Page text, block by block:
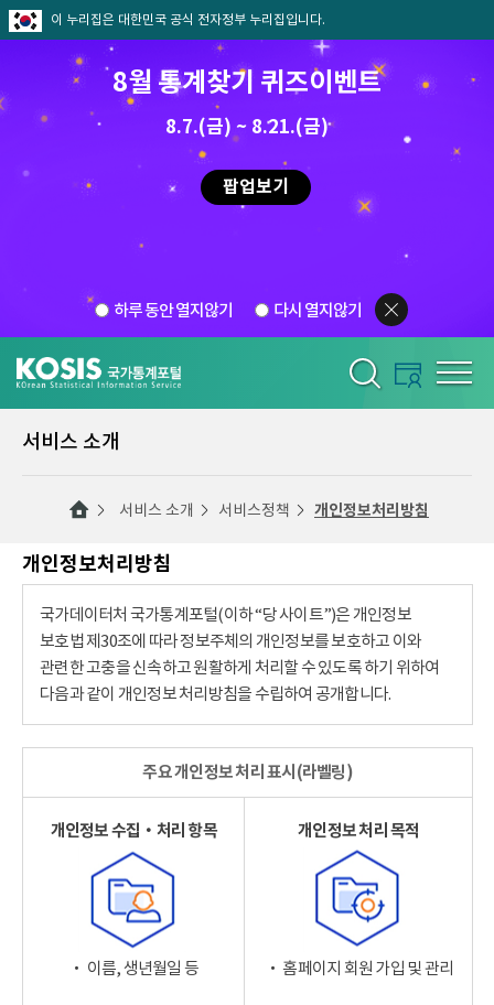
이 누리집은 대한민국 공식 전자정부 누리집입니다.
8월 통계찾기 퀴즈이벤트
8.7.(금) ~ 8.21.(금)
팝업보기
하루 동안 열지않기 다시 열지않기
서비스 소개
서비스 소개 서비스정책 개인정보처리방침
개인정보처리방침
국가데이터처 국가통계포털(이하 “당 사이트”)은 개인정보
보호법 제30조에 따라 정보주체의 개인정보를 보호하고 이와
관련한 고충을 신속하고 원활하게 처리할 수 있도록 하기 위하여
다음과 같이 개인정보 처리방침을 수립하여 공개합니다.
주요 개인정보 처리 표시(라벨링)
개인정보 수집‧처리 항목
‧ 이름, 생년월일 등
개인정보 처리 목적
‧ 홈페이지 회원 가입 및 관리